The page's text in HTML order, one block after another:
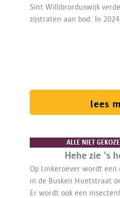
Sint Willibrorduswijk
zijstraten aan bod. In
lees
ALLE NIET
Hehe zie 's
Op Linkeroever wordt
in de Busken Huetstraat
Er wordt ook een